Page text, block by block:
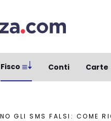
Fisco Conti Carte
GLI SMS FALSI: COME